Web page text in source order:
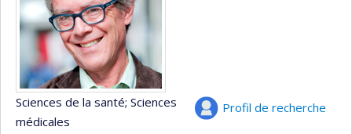
Profil de recherche
Sciences de la santé; Sciences
médicales